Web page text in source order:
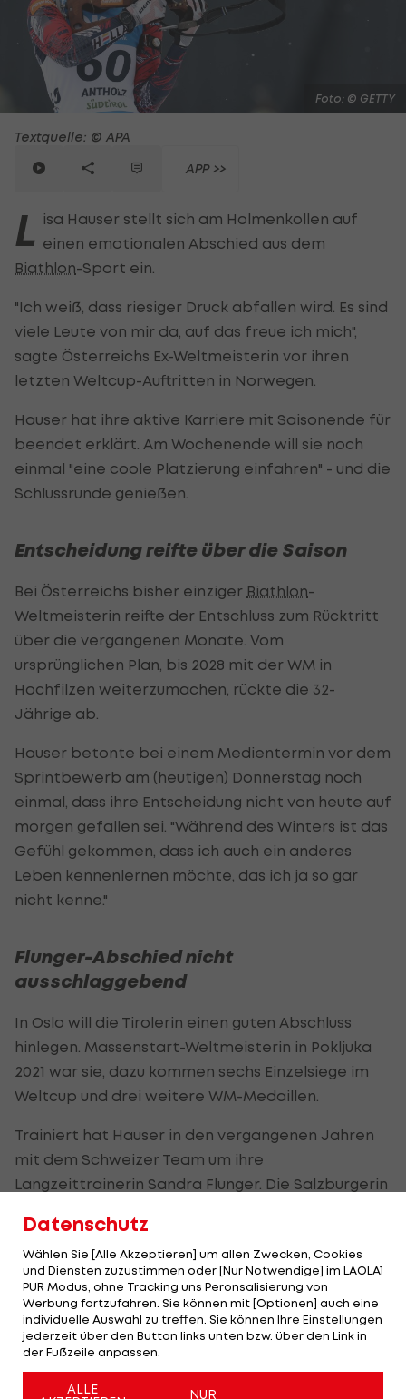
Foto: © GETTY
Textquelle: © APA
APP >>
L isa Hauser stellt sich am Holmenkollen auf
einen emotionalen Abschied aus dem
Biathlon-Sport ein.
"Ich weiß, dass riesiger Druck abfallen wird. Es sind
viele Leute von mir da, auf das freue ich mich",
sagte Österreichs Ex-Weltmeisterin vor ihren
letzten Weltcup-Auftritten in Norwegen.
Hauser hat ihre aktive Karriere mit Saisonende für
beendet erklärt. Am Wochenende will sie noch
einmal "eine coole Platzierung einfahren" - und die
Schlussrunde genießen.
Entscheidung reifte über die Saison
Bei Österreichs bisher einziger Biathlon-
Weltmeisterin reifte der Entschluss zum Rücktritt
über die vergangenen Monate. Vom
ursprünglichen Plan, bis 2028 mit der WM in
Hochfilzen weiterzumachen, rückte die 32-
Jährige ab.
Hauser betonte bei einem Medientermin vor dem
Sprintbewerb am (heutigen) Donnerstag noch
einmal, dass ihre Entscheidung nicht von heute auf
morgen gefallen sei. "Während des Winters ist das
Gefühl gekommen, dass ich auch ein anderes
Leben kennenlernen möchte, das ich ja so gar
nicht kenne."
Flunger-Abschied nicht
ausschlaggebend
In Oslo will die Tirolerin einen guten Abschluss
hinlegen. Massenstart-Weltmeisterin in Pokljuka
2021 war sie, dazu kommen sechs Einzelsiege im
Weltcup und drei weitere WM-Medaillen.
Trainiert hat Hauser in den vergangenen Jahren
mit dem Schweizer Team um ihre
Langzeittrainerin Sandra Flunger. Die Salzburgerin
Schweiz. Mit Flungers Abschied soll ihr Rücktritt
nichts zu tun haben, erklärte Hauser. "Diese
Entscheidungen sind unabhängig voneinander
beschlossen worden. Jetzt beginnt für uns beide
ein neuer Lebensabschnitt."
"Was dann kommt, ist alles offen"
Datenschutz
Wählen Sie [Alle Akzeptieren] um allen Zwecken, Cookies
und Diensten zuzustimmen oder [Nur Notwendige] im LAOLA1
PUR Modus, ohne Tracking uns Peronsalisierung von
Werbung fortzufahren. Sie können mit [Optionen] auch eine
individuelle Auswahl zu treffen. Sie können Ihre Einstellungen
jederzeit über den Button links unten bzw. über den Link in
der Fußzeile anpassen.
ALLE
NUR